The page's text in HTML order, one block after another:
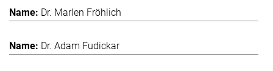
Dr. Marlen Fröhlich
Dr. Adam Fudickar